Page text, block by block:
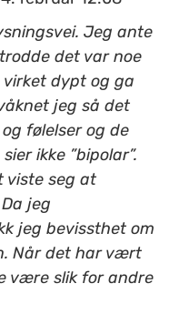
Jeg ante
det var noe
virket dypt og ga
jeg så det
følelser og de
ikke ”bipolar”.
viste seg at
jeg
jeg bevissthet om
Når det har vært
være slik for andre